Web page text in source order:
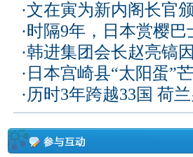
·文在寅为新内阁长官
·时隔9年，日本赏樱
·韩进集团会长赵亮镐
· 日本宫崎县“太阳蛋”
·历时3年跨越33国 荷